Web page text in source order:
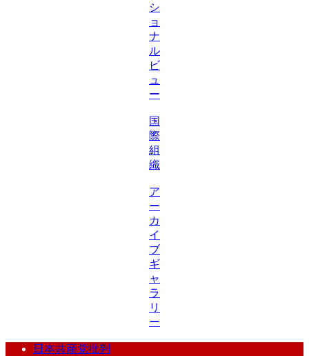
シ
ョ
ナ
ル
ビ
ュ
ー
国
際
組
織
ア
ー
カ
イ
ブ
ギ
ャ
ラ
リ
ー
日本共産党批判